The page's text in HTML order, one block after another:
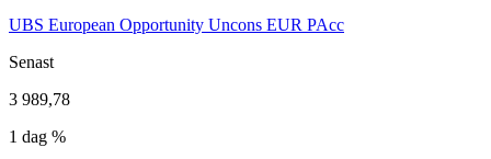
UBS European Opportunity Uncons EUR PAcc
Senast
3 989,78
1 dag %